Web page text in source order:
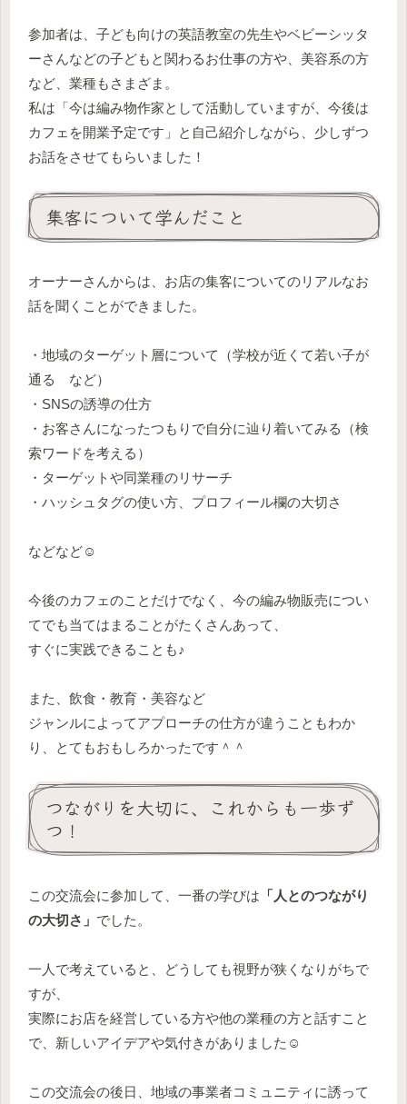
参加者は、子ども向けの英語教室の先生やベビーシッタ
ーさんなどの子どもと関わるお仕事の方や、美容系の方
など、業種もさまざま。
私は「今は編み物作家として活動していますが、今後は
カフェを開業予定です」と自己紹介しながら、少しずつ
お話をさせてもらいました！
集客について学んだこと
オーナーさんからは、お店の集客についてのリアルなお
話を聞くことができました。
・地域のターゲット層について（学校が近くて若い子が
通る など）
・SNSの誘導の仕方
・お客さんになったつもりで自分に辿り着いてみる（検
索ワードを考える）
・ターゲットや同業種のリサーチ
・ハッシュタグの使い方、プロフィール欄の大切さ
などなど☺️
今後のカフェのことだけでなく、今の編み物販売につい
てでも当てはまることがたくさんあって、
すぐに実践できることも♪
また、飲食・教育・美容など
ジャンルによってアプローチの仕方が違うこともわか
り、とてもおもしろかったです＾＾
つながりを大切に、これからも一歩ず
つ！
この交流会に参加して、一番の学びは 「人とのつながり
の大切さ」 でした。
一人で考えていると、どうしても視野が狭くなりがちで
すが、
実際にお店を経営している方や他の業種の方と話すこと
で、新しいアイデアや気付きがありました☺️
この交流会の後日、地域の事業者コミュニティに誘って